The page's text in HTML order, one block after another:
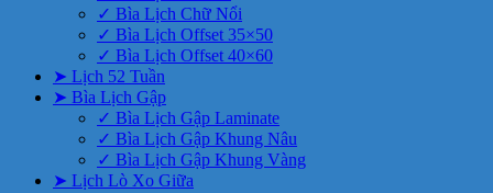
✓ Bìa Lịch Chữ Nổi
✓ Bìa Lịch Offset 35×50
✓ Bìa Lịch Offset 40×60
➤ Lịch 52 Tuần
➤ Bìa Lịch Gập
✓ Bìa Lịch Gập Laminate
✓ Bìa Lịch Gập Khung Nâu
✓ Bìa Lịch Gập Khung Vàng
➤ Lịch Lò Xo Giữa